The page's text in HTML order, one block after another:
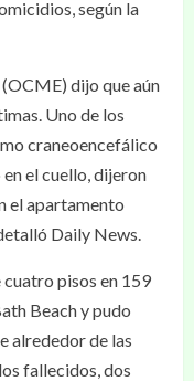
según la
dijo que aún
Uno de los
craneoencefálico
el cuello, dijeron
el apartamento
Daily News.
pisos en 159
Beach y pudo
alrededor de las
fallecidos, dos